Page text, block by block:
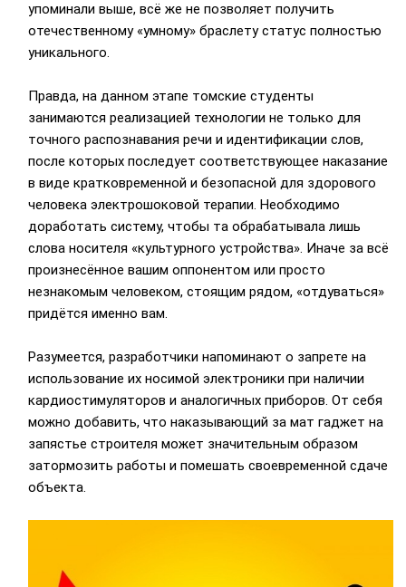
упоминали выше, всё же не позволяет получить
отечественному «умному» браслету статус полностью
уникального.
Правда, на данном этапе томские студенты
занимаются реализацией технологии не только для
точного распознавания речи и идентификации слов,
после которых последует соответствующее наказание
в виде кратковременной и безопасной для здорового
человека электрошоковой терапии. Необходимо
доработать систему, чтобы та обрабатывала лишь
слова носителя «культурного устройства». Иначе за всё
произнесённое вашим оппонентом или просто
незнакомым человеком, стоящим рядом, «отдуваться»
придётся именно вам.
Разумеется, разработчики напоминают о запрете на
использование их носимой электроники при наличии
кардиостимуляторов и аналогичных приборов. От себя
можно добавить, что наказывающий за мат гаджет на
запястье строителя может значительным образом
затормозить работы и помешать своевременной сдаче
объекта.